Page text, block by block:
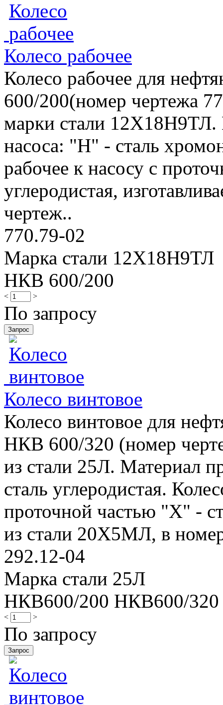
Колесо рабочее
Колесо рабочее для
600/200(номер чертежа
марки стали 12Х18Н9ТЛ.
насоса: "Н" - сталь
рабочее к насосу с
углеродистая,
чертеж..
770.79-02
Марка стали 12Х18Н9ТЛ
НКВ 600/200
< >
По запросу
Колесо винтовое
Колесо винтовое для
НКВ 600/320 (номер
из стали 25Л. Материал
сталь углеродистая.
проточной частью "Х" -
из стали 20Х5МЛ, в
292.12-04
Марка стали 25Л
НКВ600/200 НКВ600/320
< >
По запросу